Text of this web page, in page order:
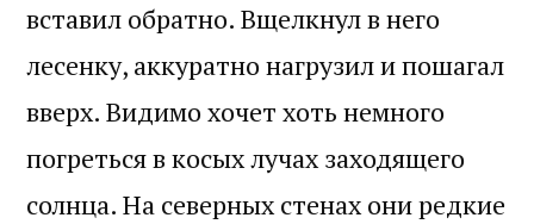
вставил обратно. Вщелкнул в него
лесенку, аккуратно нагрузил и пошагал
вверх. Видимо хочет хоть немного
погреться в косых лучах заходящего
солнца. На северных стенах они редкие